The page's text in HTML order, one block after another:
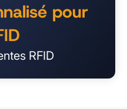
pour
RFID